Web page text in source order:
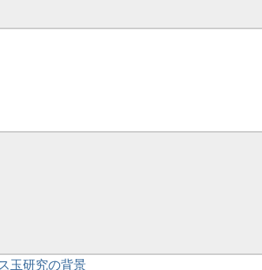
玉研究の背景